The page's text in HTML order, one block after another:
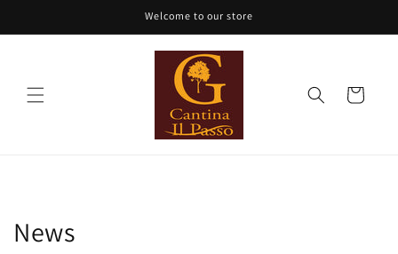
ai contenuti
Welcome to our store
Carrello
News